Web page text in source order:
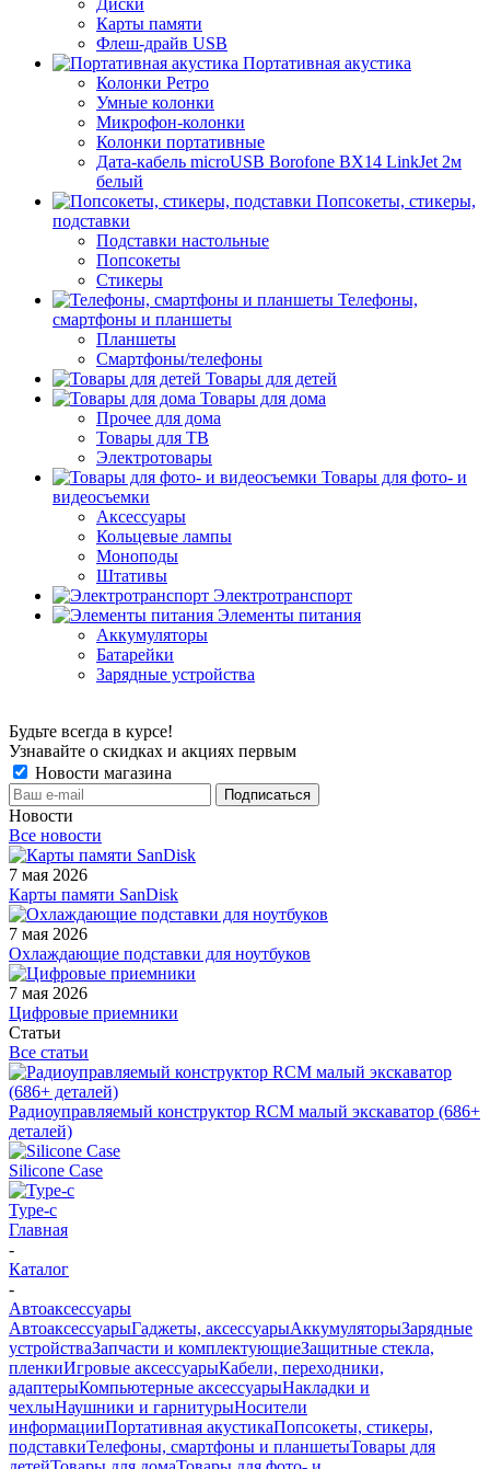
Диски
Карты памяти
Флеш-драйв USB
Портативная акустика
Колонки Ретро
Умные колонки
Микрофон-колонки
Колонки портативные
Дата-кабель microUSB Borofone BX14 LinkJet 2м
белый
Попсокеты, стикеры,
подставки
Подставки настольные
Попсокеты
Стикеры
Телефоны,
смартфоны и планшеты
Планшеты
Смартфоны/телефоны
Товары для детей
Товары для дома
Прочее для дома
Товары для ТВ
Электротовары
Товары для фото- и
видеосъемки
Аксессуары
Кольцевые лампы
Моноподы
Штативы
Электротранспорт
Элементы питания
Аккумуляторы
Батарейки
Зарядные устройства
Будьте всегда в курсе!
Узнавайте о скидках и акциях первым
Новости магазина
Новости
Все новости
7 мая 2026
Карты памяти SanDisk
7 мая 2026
Охлаждающие подставки для ноутбуков
7 мая 2026
Цифровые приемники
Статьи
Все статьи
Радиоуправляемый конструктор RCM малый экскаватор (686+
деталей)
Silicone Case
Type-c
Главная
-
Каталог
-
Автоаксессуары
АвтоаксессуарыГаджеты, аксессуарыАккумуляторыЗарядные
устройстваЗапчасти и комплектующиеЗащитные стекла,
пленкиИгровые аксессуарыКабели, переходники,
адаптерыКомпьютерные аксессуарыНакладки и
чехлыНаушники и гарнитурыНосители
информацииПортативная акустикаПопсокеты, стикеры,
подставкиТелефоны, смартфоны и планшетыТовары для